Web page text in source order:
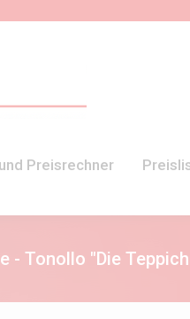
Preisrechner
- Tonollo "Die